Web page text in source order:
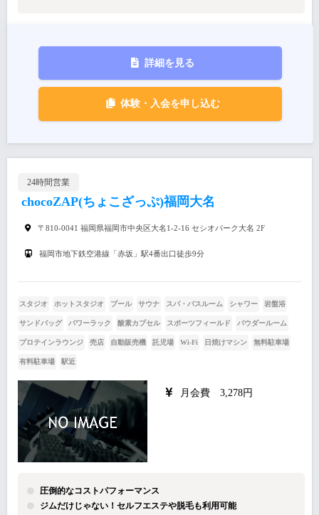
詳細を見る
体験・入会を申し込む
24時間営業
chocoZAP(ちょこざっぷ)福岡大名
〒810-0041 福岡県福岡市中央区大名1-2-16 セシオパーク大名 2F
福岡市地下鉄空港線「赤坂」駅4番出口徒歩9分
スタジオ ホットスタジオ プール サウナ スパ・バスルーム シャワー 岩盤浴
サンドバッグ パワーラック 酸素カプセル スポーツフィールド パウダールーム
プロテインラウンジ 売店 自動販売機 託児場 Wi-Fi 日焼けマシン 無料駐車場
有料駐車場 駅近
月会費 3,278円
圧倒的なコストパフォーマンス
ジムだけじゃない！セルフエステや脱毛も利用可能